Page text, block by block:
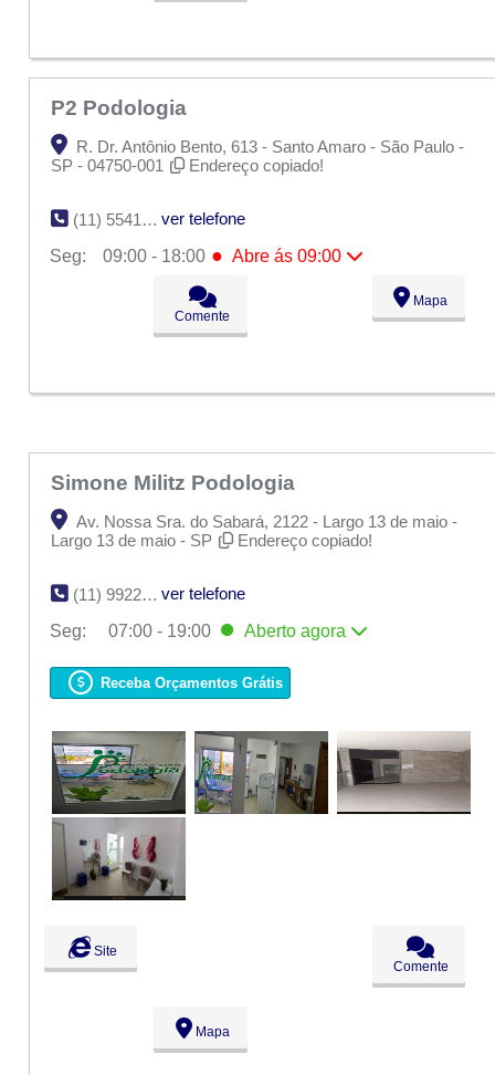
P2 Podologia
R. Dr. Antônio Bento, 613 - Santo Amaro - São Paulo -
SP - 04750-001
Endereço copiado!
(11) 5541-8961
ver telefone
Seg:
09:00 - 18:00 ● Abre ás 09:00
09:00 - 18:00
09:00 - 18:00
09:00 - 18:00
Comente
Mapa
Simone Militz Podologia
Av. Nossa Sra. do Sabará, 2122 - Largo 13 de maio -
Largo 13 de maio - SP
Endereço copiado!
(11) 9922-99294
ver telefone
Seg:
07:00 - 19:00 Aberto agora
Ter:
07:00 - 19:00
Qua:
07:00 - 19:00
Sex:
07:00 - 19:00
Sáb:
06:00 - 17:00
Dom:
Fechado
Receba Orçamentos Grátis
Site
Comente
Mapa